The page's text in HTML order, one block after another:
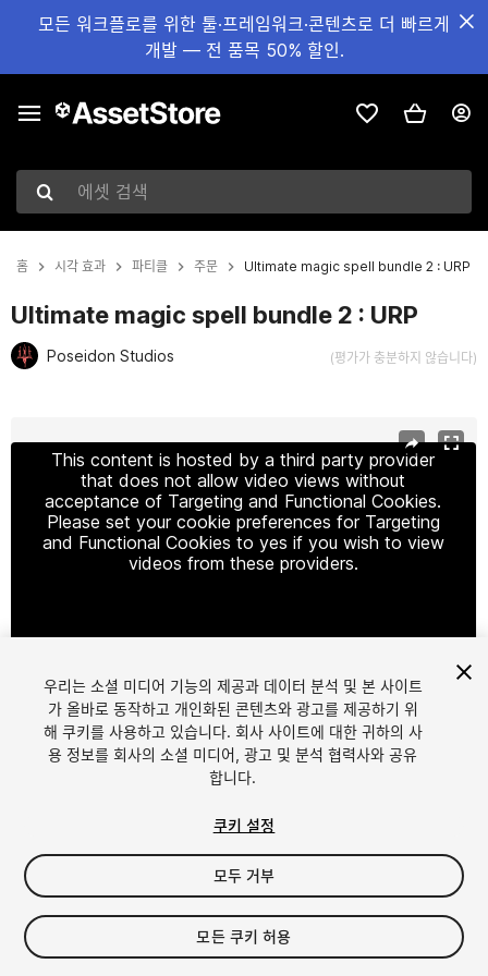
모든 워크플로를 위한 툴·프레임워크·콘텐츠로 더 빠르게
개발 — 전 품목 50% 할인.
에셋 검색
홈 시각 효과 파티클 주문 Ultimate magic spell bundle 2 : URP
Ultimate magic spell bundle 2 : URP
Poseidon Studios (평가가 충분하지 않습니다)
This content is hosted by a third party provider
that does not allow video views without
acceptance of Targeting and Functional Cookies.
Please set your cookie preferences for Targeting
and Functional Cookies to yes if you wish to view
videos from these providers.
1/14
$4.99
세금/부가세는 결제 시 반영됩니다.
우리는 소셜 미디어 기능의 제공과 데이터 분석 및 본 사이트
가 올바로 동작하고 개인화된 콘텐츠와 광고를 제공하기 위
해 쿠키를 사용하고 있습니다. 회사 사이트에 대한 귀하의 사
용 정보를 회사의 소셜 미디어, 광고 및 분석 협력사와 공유
합니다.
쿠키 설정
모두 거부
모든 쿠키 허용